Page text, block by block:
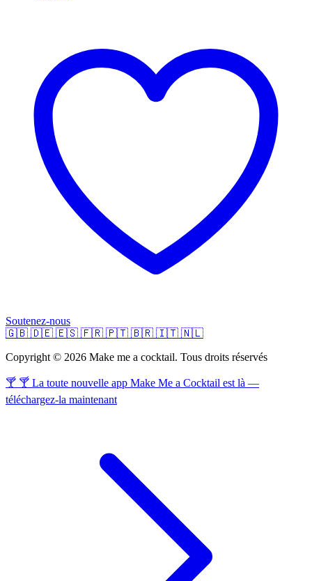
Soutenez-nous
🇬🇧 🇩🇪 🇪🇸 🇫🇷 🇵🇹 🇧🇷 🇮🇹 🇳🇱
Copyright © 2026 Make me a cocktail. Tous droits réservés
🍸 🍸 La toute nouvelle app Make Me a Cocktail est là —
téléchargez-la maintenant